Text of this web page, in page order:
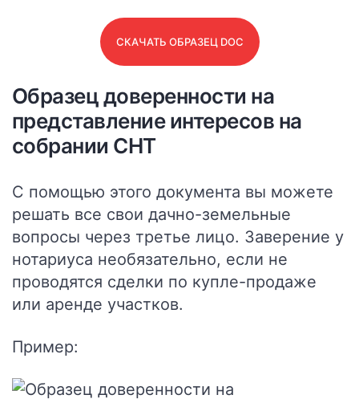
СКАЧАТЬ ОБРАЗЕЦ DOC
Образец доверенности на
представление интересов на
собрании СНТ
С помощью этого документа вы можете
решать все свои дачно-земельные
вопросы через третье лицо. Заверение у
нотариуса необязательно, если не
проводятся сделки по купле-продаже
или аренде участков.
Пример: